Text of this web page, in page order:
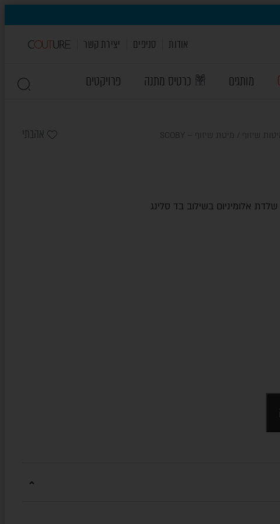
אודות סניפים יצירת קשר
מותגים כרטיס מתנה פרויקטים
שיזוף / מיטת שיזוף – SCOBY
אהבתי